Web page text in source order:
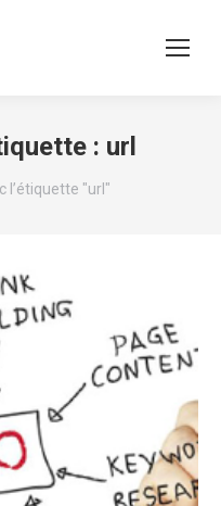
: url
l’étiquette "url"